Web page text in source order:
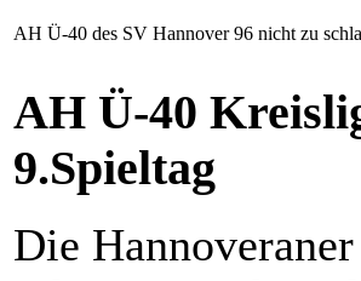
AH Ü-40 des SV Hannover 96 nicht zu
AH Ü-40
9.Spieltag
Die